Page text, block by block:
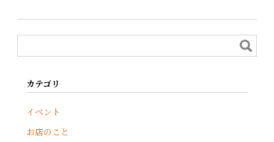
カテゴリ
イベント
お店のこと